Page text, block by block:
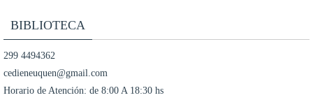
BIBLIOTECA
299 4494362
cedieneuquen@gmail.com
Horario de Atención: de 8:00 A 18:30 hs